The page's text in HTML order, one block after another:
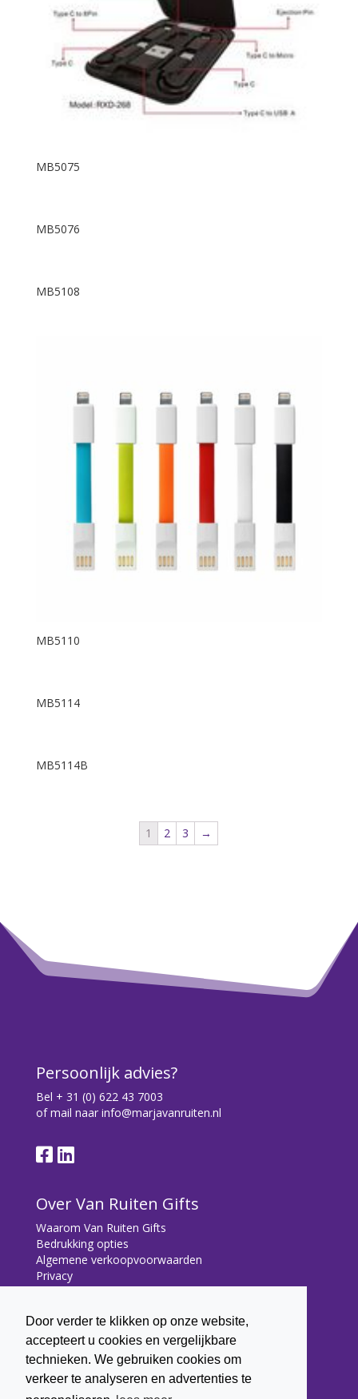
Door verder te klikken op onze website,
accepteert u cookies en vergelijkbare
technieken. We gebruiken cookies om
verkeer te analyseren en advertenties te
MB5075
MB5076
MB5108
MB5110
MB5114
MB5114B
1 2 3 →
Persoonlijk advies?
Bel + 31 (0) 622 43 7003
of mail naar info@marjavanruiten.nl
Over Van Ruiten Gifts
Waarom Van Ruiten Gifts
Bedrukking opties
Algemene verkoopvoorwaarden
Privacy
Contact
Bryonialaan 5
3233 VA Oostvoorne
+31 (0) 6 22 43 7003